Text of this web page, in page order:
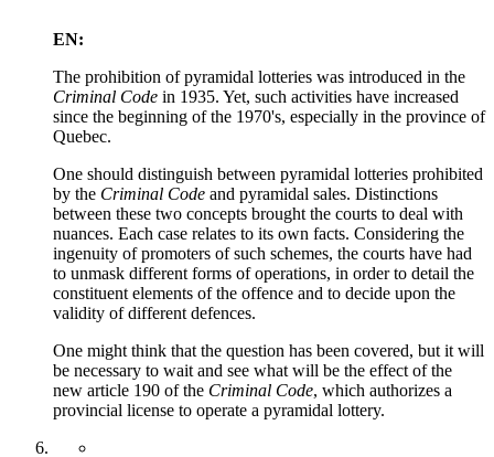
EN:
The prohibition of pyramidal lotteries was introduced in the
Criminal Code in 1935. Yet, such activities have increased
since the beginning of the 1970's, especially in the province of
Quebec.
One should distinguish between pyramidal lotteries prohibited
by the Criminal Code and pyramidal sales. Distinctions
between these two concepts brought the courts to deal with
nuances. Each case relates to its own facts. Considering the
ingenuity of promoters of such schemes, the courts have had
to unmask different forms of operations, in order to detail the
constituent elements of the offence and to decide upon the
validity of different defences.
One might think that the question has been covered, but it will
be necessary to wait and see what will be the effect of the
new article 190 of the Criminal Code, which authorizes a
provincial license to operate a pyramidal lottery.